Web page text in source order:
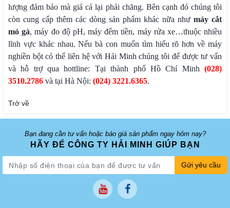
lượng đảm bảo mà giá cả lại phải chăng. Bên cạnh đó chúng tôi
còn cung cấp thêm các dòng sản phẩm khác nữa như máy cắt
mỏ gà, máy đo độ pH, máy đếm tiền, máy rửa xe…thuộc nhiều
lĩnh vực khác nhau. Nếu bà con muốn tìm hiểu rõ hơn về máy
nghiền bột có thể liên hệ với Hải Minh chúng tôi để được tư vấn
và hỗ trợ qua hottline: Tại thành phố Hồ Chí Minh (028)
3510.2786 và tại Hà Nội: (024) 3221.6365.
Trở về
Bạn đang cần tư vấn hoặc báo giá sản phẩm ngay hôm nay?
HÃY ĐỂ CÔNG TY HẢI MINH GIÚP BẠN
Gửi yêu cầu